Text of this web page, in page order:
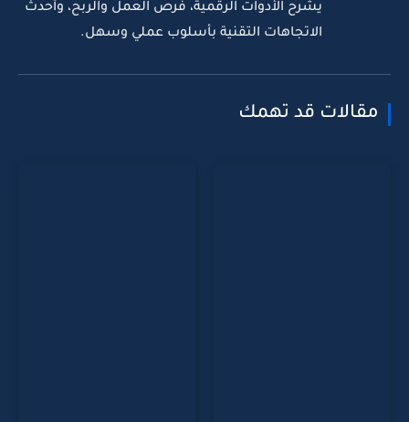
يشرح الأدوات الرقمية، فرص العمل والربح، وأحدث
الاتجاهات التقنية بأسلوب عملي وسهل.
مقالات قد تهمك